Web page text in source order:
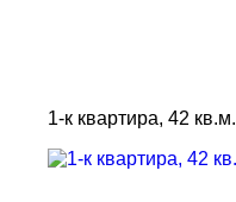
1-к квартира, 42 кв.м.